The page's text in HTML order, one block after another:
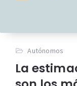
Autónomos
La